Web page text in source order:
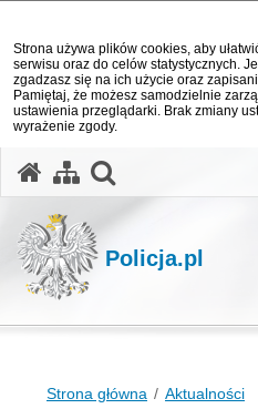
Strona używa plików cookies, aby
serwisu oraz do celów statystycznych.
zgadzasz się na ich użycie oraz
Pamiętaj, że możesz samodzielnie
ustawienia przeglądarki. Brak zmiany
wyrażenie zgody.
Policja.pl
Strona główna Aktualności